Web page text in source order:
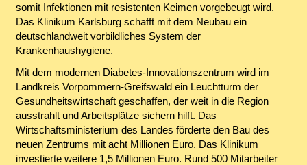
somit Infektionen mit resistenten Keimen vorgebeugt wird.
Das Klinikum Karlsburg schafft mit dem Neubau ein
deutschlandweit vorbildliches System der
Krankenhaushygiene.
Mit dem modernen Diabetes-Innovationszentrum wird im
Landkreis Vorpommern-Greifswald ein Leuchtturm der
Gesundheitswirtschaft geschaffen, der weit in die Region
ausstrahlt und Arbeitsplätze sichern hilft. Das
Wirtschaftsministerium des Landes förderte den Bau des
neuen Zentrums mit acht Millionen Euro. Das Klinikum
investierte weitere 1,5 Millionen Euro. Rund 500 Mitarbeiter